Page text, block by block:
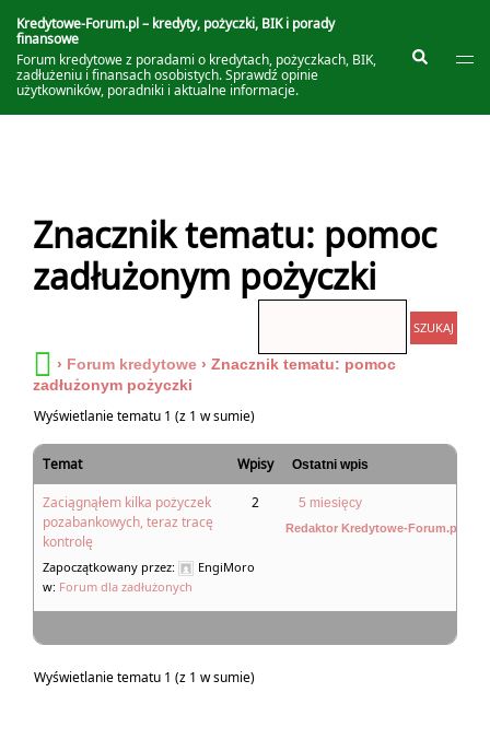
do
treści
Kredytowe-Forum.pl – kredyty, pożyczki, BIK i porady
finansowe
Forum kredytowe z poradami o kredytach, pożyczkach, BIK,
zadłużeniu i finansach osobistych. Sprawdź opinie
użytkowników, poradniki i aktualne informacje.
Szukaj
Znacznik tematu: pomoc
zadłużonym pożyczki
› Forum kredytowe › Znacznik tematu: pomoc
zadłużonym pożyczki
Wyświetlanie tematu 1 (z 1 w sumie)
Temat Wpisy Ostatni wpis
Zaciągnąłem kilka pożyczek
pozabankowych, teraz tracę
kontrolę
Zapoczątkowany przez:
EngiMoro
w: Forum dla zadłużonych
2 5 miesięcy
Redaktor Kredytowe-Forum.pl
Wyświetlanie tematu 1 (z 1 w sumie)